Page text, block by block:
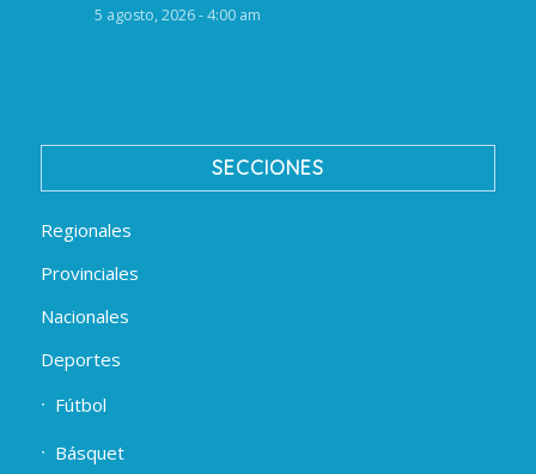
5 agosto, 2026 - 4:00 am
SECCIONES
Regionales
Provinciales
Nacionales
Deportes
Fútbol
Básquet